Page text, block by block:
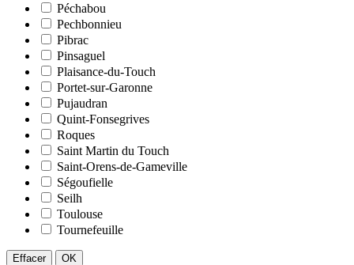
Péchabou
Pechbonnieu
Pibrac
Pinsaguel
Plaisance-du-Touch
Portet-sur-Garonne
Pujaudran
Quint-Fonsegrives
Roques
Saint Martin du Touch
Saint-Orens-de-Gameville
Ségoufielle
Seilh
Toulouse
Tournefeuille
Effacer OK